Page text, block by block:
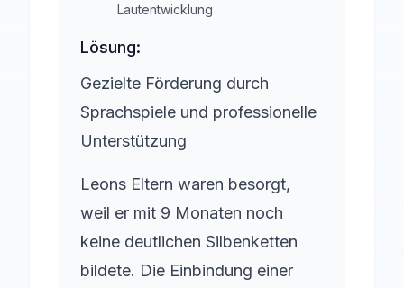
Lautentwicklung
Lösung:
Gezielte Förderung durch
Sprachspiele und professionelle
Unterstützung
Leons Eltern waren besorgt,
weil er mit 9 Monaten noch
keine deutlichen Silbenketten
bildete. Die Einbindung einer